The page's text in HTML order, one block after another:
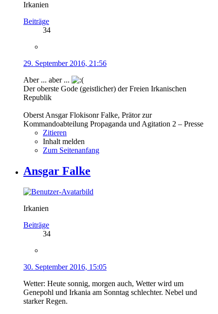
Irkanien
Beiträge
34
29. September 2016, 21:56
Aber ... aber ...
Der oberste Gode (geistlicher) der Freien Irkanischen
Republik
Oberst Ansgar Flokisonr Falke, Prätor zur
Kommandoabteilung Propaganda und Agitation 2 – Presse
Zitieren
Inhalt melden
Zum Seitenanfang
Ansgar Falke
Irkanien
Beiträge
34
30. September 2016, 15:05
Wetter: Heute sonnig, morgen auch, Wetter wird um
Genepohl und Irkania am Sonntag schlechter. Nebel und
starker Regen.